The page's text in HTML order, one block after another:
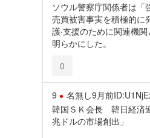
ソウル警察庁関係者は「
売買被害事実を積極的に
護·支援のために関連機
明らかにした。
0
9 名無し9月前
韓国ＳＫ会長 韓日経済
兆ドルの市場創出」